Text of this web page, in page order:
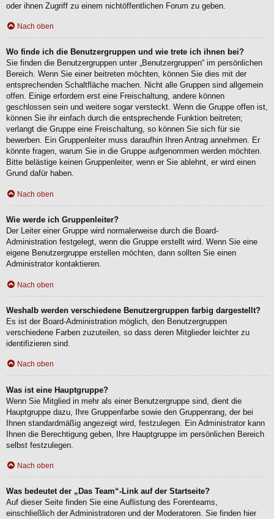
oder ihnen Zugriff zu einem nichtöffentlichen Forum zu geben.
Nach oben
Wo finde ich die Benutzergruppen und wie trete ich ihnen bei?
Sie finden die Benutzergruppen unter „Benutzergruppen“ im persönlichen
Bereich. Wenn Sie einer beitreten möchten, können Sie dies mit der
entsprechenden Schaltfläche machen. Nicht alle Gruppen sind allgemein
offen. Einige erfordern erst eine Freischaltung, andere können
geschlossen sein und weitere sogar versteckt. Wenn die Gruppe offen ist,
können Sie ihr einfach durch die entsprechende Funktion beitreten;
verlangt die Gruppe eine Freischaltung, so können Sie sich für sie
bewerben. Ein Gruppenleiter muss daraufhin Ihren Antrag annehmen. Er
könnte fragen, warum Sie in die Gruppe aufgenommen werden möchten.
Bitte belästige keinen Gruppenleiter, wenn er Sie ablehnt, er wird einen
Grund dafür haben.
Nach oben
Wie werde ich Gruppenleiter?
Der Leiter einer Gruppe wird normalerweise durch die Board-
Administration festgelegt, wenn die Gruppe erstellt wird. Wenn Sie eine
eigene Benutzergruppe erstellen möchten, dann sollten Sie einen
Administrator kontaktieren.
Nach oben
Weshalb werden verschiedene Benutzergruppen farbig dargestellt?
Es ist der Board-Administration möglich, den Benutzergruppen
verschiedene Farben zuzuteilen, so dass deren Mitglieder leichter zu
identifizieren sind.
Nach oben
Was ist eine Hauptgruppe?
Wenn Sie Mitglied in mehr als einer Benutzergruppe sind, dient die
Hauptgruppe dazu, Ihre Gruppenfarbe sowie den Gruppenrang, der bei
Ihnen standardmäßig angezeigt wird, festzulegen. Ein Administrator kann
Ihnen die Berechtigung geben, Ihre Hauptgruppe im persönlichen Bereich
selbst festzulegen.
Nach oben
Was bedeutet der „Das Team“-Link auf der Startseite?
Auf dieser Seite finden Sie eine Auflistung des Forenteams,
einschließlich der Administratoren und der Moderatoren. Sie finden hier